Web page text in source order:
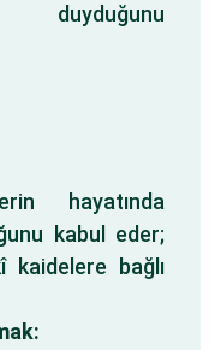
duyduğunu
hayatında
kabul eder;
kaidelere bağlı